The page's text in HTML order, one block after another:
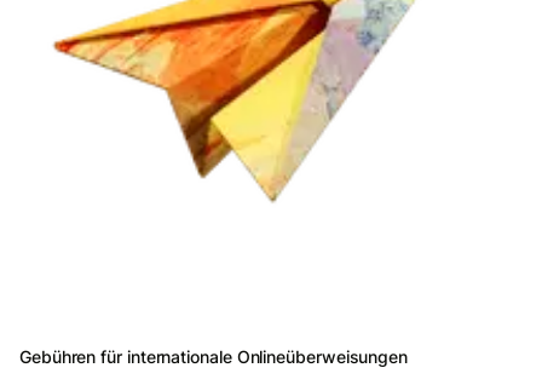
Gebühren für internationale Onlineüberweisungen